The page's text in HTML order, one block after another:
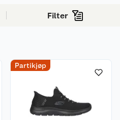
Filter
Partikjøp